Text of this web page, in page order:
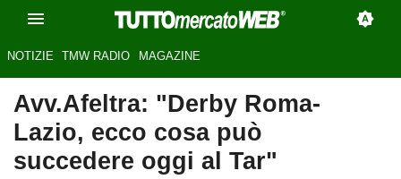
NOTIZIE TMW RADIO MAGAZINE
Avv.Afeltra: "Derby Roma-
Lazio, ecco cosa può
succedere oggi al Tar"